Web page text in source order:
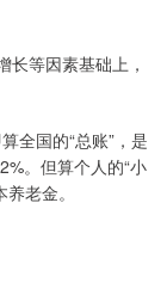
等因素基础上，
全国的“总账”，是
。但算个人的“小
老金。